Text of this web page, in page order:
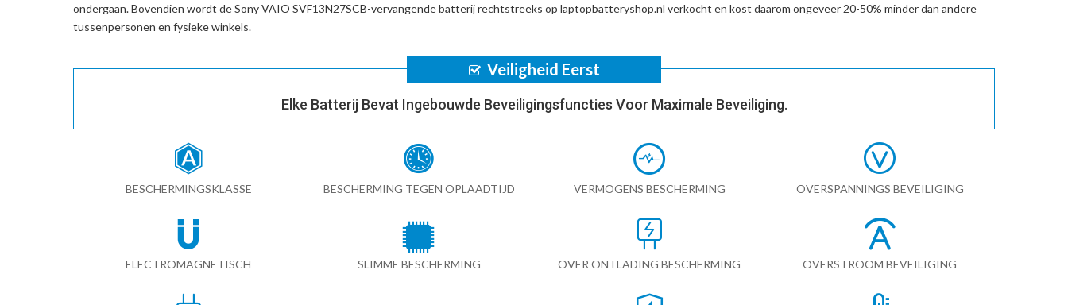
ondergaan. Bovendien wordt deSony VAIO SVF13N27SCB-vervangende batterijrechtstreeks op laptopbatteryshop.nl verkocht en kost daarom ongeveer 20-50% minder dan andere
tussenpersonen en fysieke winkels.
Veiligheid Eerst
Elke Batterij Bevat Ingebouwde Beveiligingsfuncties Voor Maximale Beveiliging.
BESCHERMINGSKLASSE BESCHERMING TEGEN OPLAADTIJD VERMOGENS BESCHERMING OVERSPANNINGS BEVEILIGING
ELECTROMAGNETISCH SLIMME BESCHERMING OVER ONTLADING BESCHERMING OVERSTROOM BEVEILIGING